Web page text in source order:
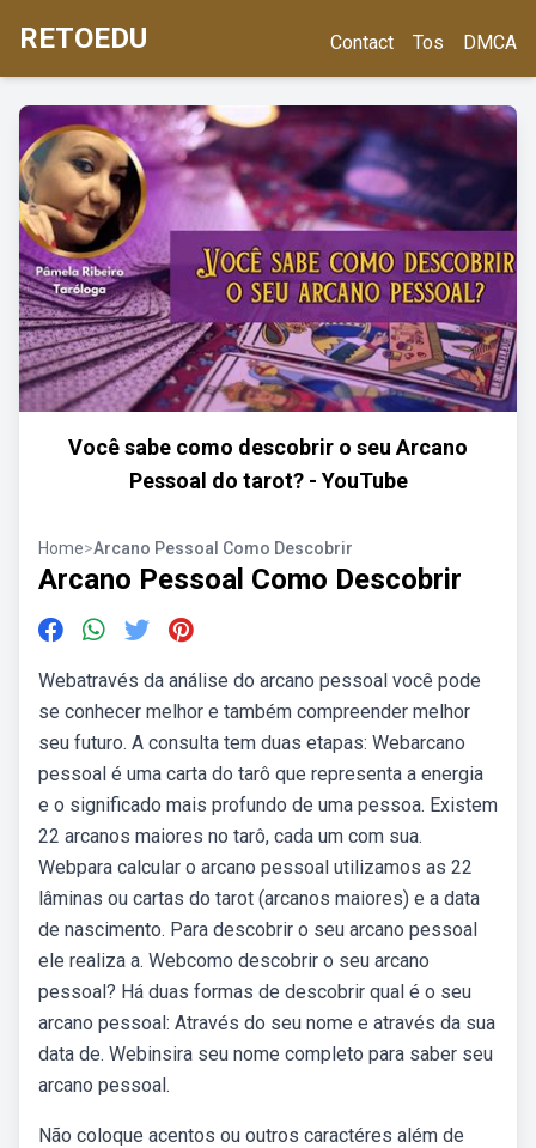
RETOEDU Contact Tos DMCA
Você sabe como descobrir o seu Arcano
Pessoal do tarot? - YouTube
Home>Arcano Pessoal Como Descobrir
Arcano Pessoal Como Descobrir
Webatravés da análise do arcano pessoal você pode
se conhecer melhor e também compreender melhor
seu futuro. A consulta tem duas etapas: Webarcano
pessoal é uma carta do tarô que representa a energia
e o significado mais profundo de uma pessoa. Existem
22 arcanos maiores no tarô, cada um com sua.
Webpara calcular o arcano pessoal utilizamos as 22
lâminas ou cartas do tarot (arcanos maiores) e a data
de nascimento. Para descobrir o seu arcano pessoal
ele realiza a. Webcomo descobrir o seu arcano
pessoal? Há duas formas de descobrir qual é o seu
arcano pessoal: Através do seu nome e através da sua
data de. Webinsira seu nome completo para saber seu
arcano pessoal.
Não coloque acentos ou outros caractéres além de